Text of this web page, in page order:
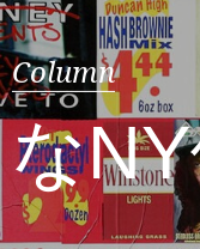
Column